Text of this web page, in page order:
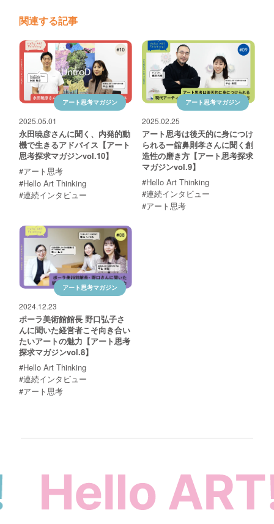
関連する記事
アート思考マガジン
2025.05.01
永田暁彦さんに聞く、内発的動
機で生きるアドバイス【アート
思考探求マガジンvol.10】
#アート思考
#Hello Art Thinking
#連続インタビュー
アート思考マガジン
2025.02.25
アート思考は後天的に身につけ
られるー舘鼻則孝さんに聞く創
造性の磨き方【アート思考探求
マガジンvol.9】
#Hello Art Thinking
#連続インタビュー
#アート思考
アート思考マガジン
2024.12.23
ポーラ美術館館長 野口弘子さ
んに聞いた経営者こそ向き合い
たいアートの魅力【アート思考
探求マガジンvol.8】
#Hello Art Thinking
#連続インタビュー
#アート思考